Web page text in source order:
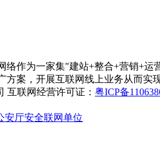
作为一家集"建站+整合+营销+
案，开展互联网线上业务从而实
互联网经营许可证： 粤ICP备
安厅安全联网单位